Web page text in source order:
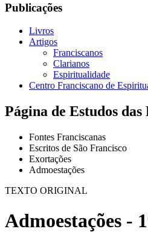
Publicações
Livros
Artigos
Franciscanos
Clarianos
Espiritualidade
Centro Franciscano de
Página de Estudos das
Fontes Franciscanas
Escritos de São Francisco
Exortações
Admoestações
TEXTO ORIGINAL
Admoestações -